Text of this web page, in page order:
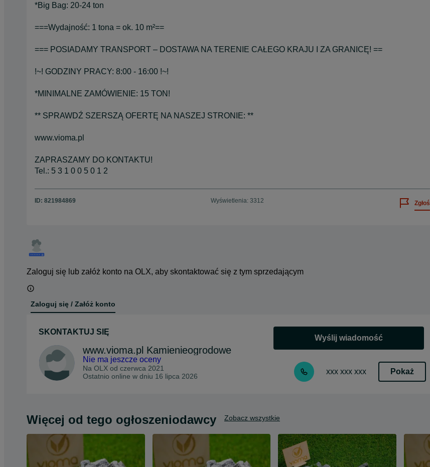
*Big Bag: 20-24 ton
===Wydajność: 1 tona = ok. 10 m²==
=== POSIADAMY TRANSPORT – DOSTAWA NA TERENIE CAŁEGO KRAJU I ZA GRANICĘ! ==
!~! GODZINY PRACY: 8:00 - 16:00 !~!
*MINIMALNE ZAMÓWIENIE: 15 TON!
** SPRAWDŹ SZERSZĄ OFERTĘ NA NASZEJ STRONIE: **
www.vioma.pl
ZAPRASZAMY DO KONTAKTU!
Tel.: 5 3 1 0 0 5 0 1 2
ID: 821984869 Wyświetlenia: 3312 Zgłoś
Zaloguj się lub załóż konto na OLX, aby skontaktować się z tym sprzedającym
Zaloguj się / Załóż konto
SKONTAKTUJ SIĘ
www.vioma.pl Kamienieogrodowe
Nie ma jeszcze oceny
Na OLX od czerwca 2021
Ostatnio online w dniu 16 lipca 2026
Wyślij wiadomość
xxx xxx xxx Pokaż
Więcej od tego ogłoszeniodawcy Zobacz wszystkie